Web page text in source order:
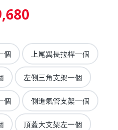
個 上尾翼長拉桿一個
左側三角支架一個
個 側進氣管支架一個
頂蓋大支架左一個